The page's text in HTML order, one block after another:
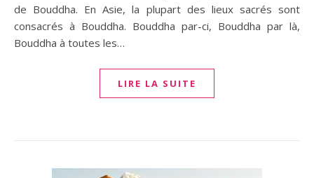
de Bouddha. En Asie, la plupart des lieux sacrés sont
consacrés à Bouddha. Bouddha par-ci, Bouddha par là,
Bouddha à toutes les…
LIRE LA SUITE